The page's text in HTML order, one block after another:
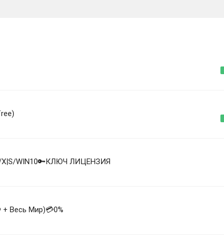
X|S/WIN10🔑КЛЮЧ ЛИЦЕНЗИЯ
Весь Мир)💳0%